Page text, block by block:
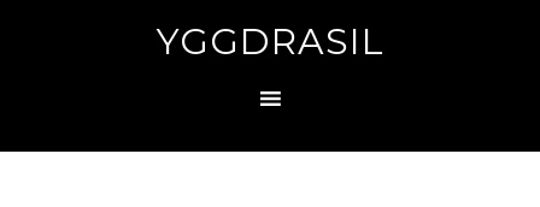
YGGDRASIL